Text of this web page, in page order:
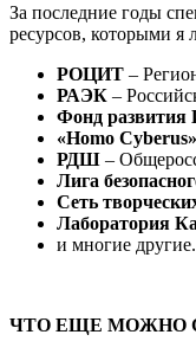
За последние годы
ресурсов, которыми я
РОЦИТ –
РАЭК –
Фонд развития
«Homo Cyberus»
РДШ –
Лига
Сеть
Лаборатория
и многие другие.
ЧТО ЕЩЕ МОЖНО